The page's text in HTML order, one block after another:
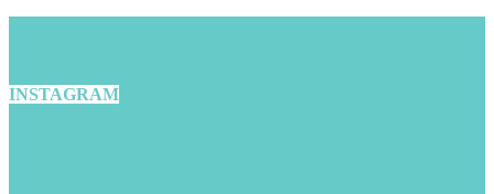
INSTAGRAM